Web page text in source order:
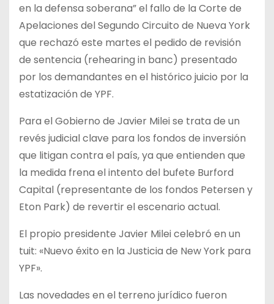
en la defensa soberana” el fallo de la Corte de
Apelaciones del Segundo Circuito de Nueva York
que rechazó este martes el pedido de revisión
de sentencia (rehearing in banc) presentado
por los demandantes en el histórico juicio por la
estatización de YPF.
Para el Gobierno de Javier Milei se trata de un
revés judicial clave para los fondos de inversión
que litigan contra el país, ya que entienden que
la medida frena el intento del bufete Burford
Capital (representante de los fondos Petersen y
Eton Park) de revertir el escenario actual.
El propio presidente Javier Milei celebró en un
tuit: «Nuevo éxito en la Justicia de New York para
YPF».
Las novedades en el terreno jurídico fueron